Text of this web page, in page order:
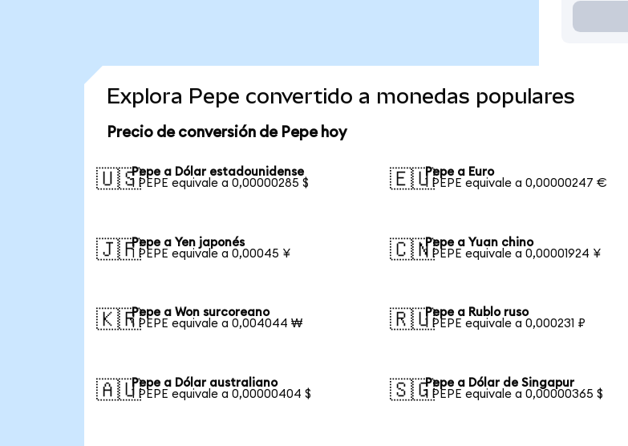
Explora Pepe convertido a monedas populares
Precio de conversión de Pepe hoy
🇺🇸Pepe a Dólar estadounidense
1 PEPE equivale a 0,00000285 $
🇪🇺Pepe a Euro
1 PEPE equivale a 0,00000247 €
🇯🇵Pepe a Yen japonés
1 PEPE equivale a 0,00045 ¥
🇨🇳Pepe a Yuan chino
1 PEPE equivale a 0,00001924 ¥
🇰🇷Pepe a Won surcoreano
1 PEPE equivale a 0,004044 ₩
🇷🇺Pepe a Rublo ruso
1 PEPE equivale a 0,000231 ₽
🇦🇺Pepe a Dólar australiano
1 PEPE equivale a 0,00000404 $
🇸🇬Pepe a Dólar de Singapur
1 PEPE equivale a 0,00000365 $